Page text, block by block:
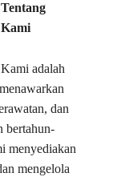
Tentang
Kami
Kami adalah
dan
bertahun-
menyediakan
mengelola